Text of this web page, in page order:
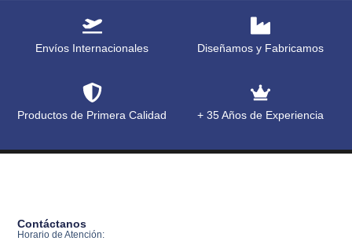
Envíos Internacionales Diseñamos y Fabricamos
Productos de Primera Calidad + 35 Años de Experiencia
Contáctanos
Horario de Atención: